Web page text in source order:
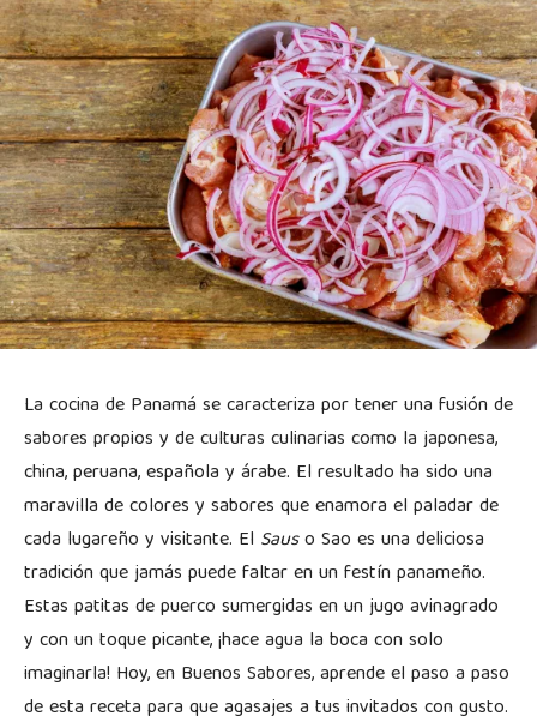
La cocina de Panamá se caracteriza por tener una fusión de
sabores propios y de culturas culinarias como la japonesa,
china, peruana, española y árabe. El resultado ha sido una
maravilla de colores y sabores que enamora el paladar de
cada lugareño y visitante. El Sauso Sao es una deliciosa
tradición que jamás puede faltar en un festín panameño.
Estas patitas de puerco sumergidas en un jugo avinagrado
y con un toque picante, ¡hace agua la boca con solo
imaginarla! Hoy, en Buenos Sabores, aprende el paso a paso
de esta receta para que agasajes a tus invitados con gusto.